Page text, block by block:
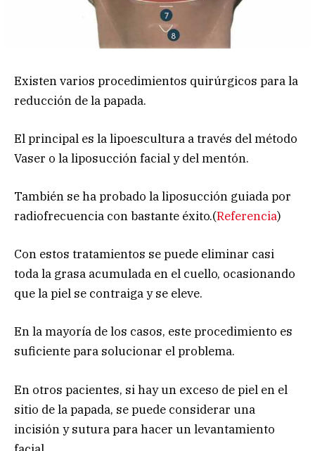
Existen varios procedimientos quirúrgicos para la
reducción de la papada.
El principal es la lipoescultura a través del método
Vaser o la liposucción facial y del mentón.
También se ha probado la liposucción guiada por
radiofrecuencia con bastante éxito.(Referencia)
Con estos tratamientos se puede eliminar casi
toda la grasa acumulada en el cuello, ocasionando
que la piel se contraiga y se eleve.
En la mayoría de los casos, este procedimiento es
suficiente para solucionar el problema.
En otros pacientes, si hay un exceso de piel en el
sitio de la papada, se puede considerar una
incisión y sutura para hacer un levantamiento